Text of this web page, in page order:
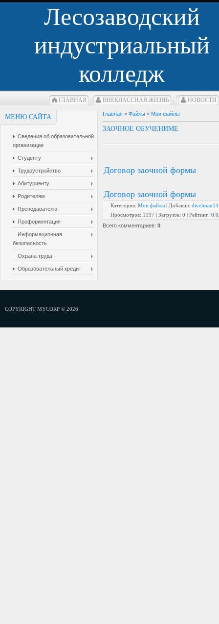
Лесозаводский
индустриальный
колледж
ГЛАВНАЯ ВНЕКЛАCСНАЯ ЖИЗНЬ НОВОСТИ
МЕНЮ САЙТА
Сведения об образовательной
организации
Студенту
Трудоустройство
Абитуриенту
Родителям
Преподавателю
Профориентация
Информационная
безопасность
Охрана труда
Образовательный кредит
Главная » Файлы » Мои файлы
ЗАОЧНОЕ ОБУЧЕНИМЕ
Договор заочной формы
Договор заочной формы
Категория: Мои файлы | Добавил: divelman14
Просмотров: 1197 | Загрузок: 0 | Рейтинг: 0.0
Всего комментариев: 0
COPYRIGHT MYCORP © 2026